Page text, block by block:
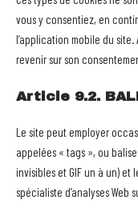
vous y consentiez, en
l’application mobile du site.
revenir sur son
Article 9.2.
Le site peut employer
appelées « tags », ou
invisibles et GIF un à un) et
spécialiste d’analyses